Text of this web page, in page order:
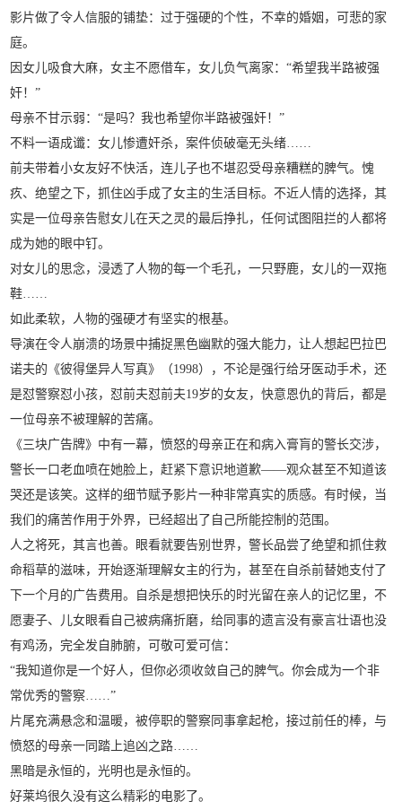
影片做了令人信服的铺垫：过于强硬的个性，不幸的婚姻，可悲的家
庭。
因女儿吸食大麻，女主不愿借车，女儿负气离家：“希望我半路被强
奸！”
母亲不甘示弱：“是吗？我也希望你半路被强奸！”
不料一语成谶：女儿惨遭奸杀，案件侦破毫无头绪……
前夫带着小女友好不快活，连儿子也不堪忍受母亲糟糕的脾气。愧
疚、绝望之下，抓住凶手成了女主的生活目标。不近人情的选择，其
实是一位母亲告慰女儿在天之灵的最后挣扎，任何试图阻拦的人都将
成为她的眼中钉。
对女儿的思念，浸透了人物的每一个毛孔，一只野鹿，女儿的一双拖
鞋……
如此柔软，人物的强硬才有坚实的根基。
导演在令人崩溃的场景中捕捉黑色幽默的强大能力，让人想起巴拉巴
诺夫的《彼得堡异人写真》（1998），不论是强行给牙医动手术，还
是怼警察怼小孩，怼前夫怼前夫19岁的女友，快意恩仇的背后，都是
一位母亲不被理解的苦痛。
《三块广告牌》中有一幕，愤怒的母亲正在和病入膏肓的警长交涉，
警长一口老血喷在她脸上，赶紧下意识地道歉——观众甚至不知道该
哭还是该笑。这样的细节赋予影片一种非常真实的质感。有时候，当
我们的痛苦作用于外界，已经超出了自己所能控制的范围。
人之将死，其言也善。眼看就要告别世界，警长品尝了绝望和抓住救
命稻草的滋味，开始逐渐理解女主的行为，甚至在自杀前替她支付了
下一个月的广告费用。自杀是想把快乐的时光留在亲人的记忆里，不
愿妻子、儿女眼看自己被病痛折磨，给同事的遗言没有豪言壮语也没
有鸡汤，完全发自肺腑，可敬可爱可信：
“我知道你是一个好人，但你必须收敛自己的脾气。你会成为一个非
常优秀的警察……”
片尾充满悬念和温暖，被停职的警察同事拿起枪，接过前任的棒，与
愤怒的母亲一同踏上追凶之路……
黑暗是永恒的，光明也是永恒的。
好莱坞很久没有这么精彩的电影了。